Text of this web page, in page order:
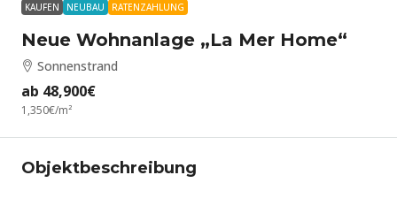
KAUFEN NEUBAU RATENZAHLUNG
Neue Wohnanlage „La Mer Home“
Sonnenstrand
ab 48,900€
1,350€/m²
Objektbeschreibung